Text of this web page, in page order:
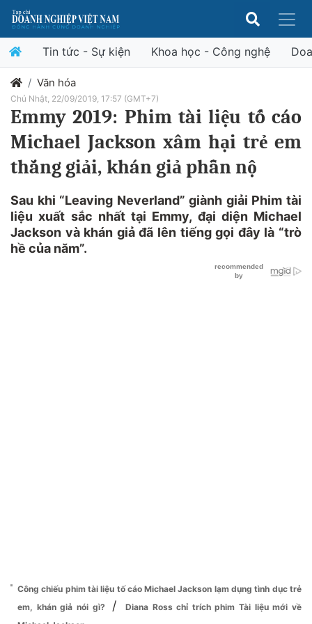
Tin tức - Sự kiện Khoa học - Công nghệ
Văn hóa
Chủ Nhật, 22/09/2019, 17:57 (GMT+7)
Emmy 2019: Phim tài liệu tố cáo
Michael Jackson xâm hại trẻ em
thắng giải, khán giả phẫn nộ
Sau khi “Leaving Neverland” giành giải Phim tài
liệu xuất sắc nhất tại Emmy, đại diện Michael
Jackson và khán giả đã lên tiếng gọi đây là “trò
hề của năm”.
Công chiếu phim tài liệu tố cáo Michael Jackson lạm dụng tình dục trẻ
em, khán giả nói gì?
/
Diana Ross chỉ trích phim Tài liệu mới về